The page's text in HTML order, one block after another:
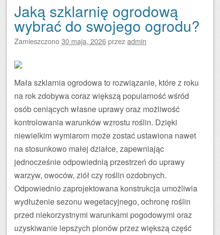
Jaką szklarnię ogrodową
wybrać do swojego ogrodu?
Zamieszczono30 maja, 2026przezadmin
Mała szklarnia ogrodowa to rozwiązanie, które z roku
na rok zdobywa coraz większą popularność wśród
osób ceniących własne uprawy oraz możliwość
kontrolowania warunków wzrostu roślin. Dzięki
niewielkim wymiarom może zostać ustawiona nawet
na stosunkowo małej działce, zapewniając
jednocześnie odpowiednią przestrzeń do uprawy
warzyw, owoców, ziół czy roślin ozdobnych.
Odpowiednio zaprojektowana konstrukcja umożliwia
wydłużenie sezonu wegetacyjnego, ochronę roślin
przed niekorzystnymi warunkami pogodowymi oraz
uzyskiwanie lepszych plonów przez większą część